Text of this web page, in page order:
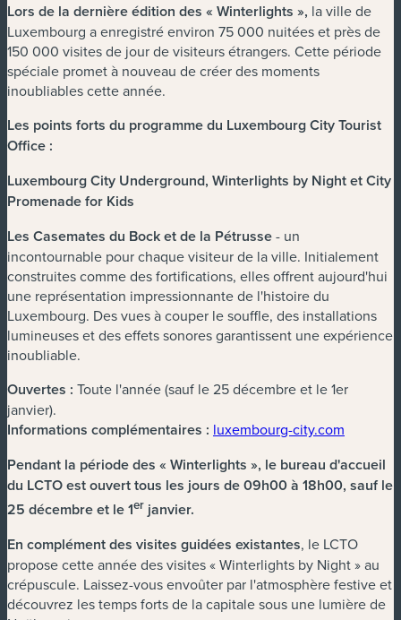
Lors de la dernière édition des « Winterlights », la ville de
Luxembourg a enregistré environ 75 000 nuitées et près de
150 000 visites de jour de visiteurs étrangers. Cette période
spéciale promet à nouveau de créer des moments
inoubliables cette année.
Les points forts du programme du Luxembourg City Tourist
Office :
Luxembourg City Underground, Winterlights by Night et City
Promenade for Kids
Les Casemates du Bock et de la Pétrusse- un
incontournable pour chaque visiteur de la ville. Initialement
construites comme des fortifications, elles offrent aujourd'hui
une représentation impressionnante de l'histoire du
Luxembourg. Des vues à couper le souffle, des installations
lumineuses et des effets sonores garantissent une expérience
inoubliable.
Ouvertes : Toute l'année (sauf le 25 décembre et le 1er
janvier).
Informations complémentaires : luxembourg-city.com
Pendant la période des « Winterlights », le bureau d'accueil
du LCTO est ouvert tous les jours de 09h00 à 18h00, sauf le
25 décembre et le 1er janvier.
En complément des visites guidées existantes, le LCTO
propose cette année des visites « Winterlights by Night » au
crépuscule. Laissez-vous envoûter par l'atmosphère festive et
découvrez les temps forts de la capitale sous une lumière de